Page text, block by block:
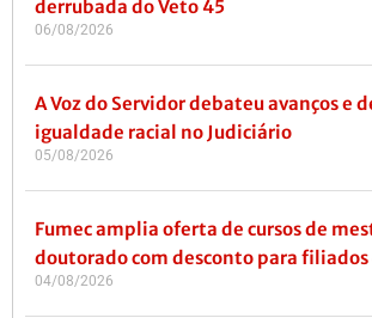
derrubada do Veto 45
06/08/2026
A Voz do Servidor debateu avanços e
igualdade racial no Judiciário
05/08/2026
Fumec amplia oferta de cursos de
doutorado com desconto para
04/08/2026